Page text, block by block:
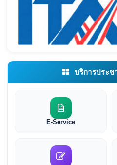
บริการประ
E-Service